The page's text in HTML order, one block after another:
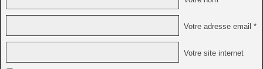
Votre adresse email *
Votre site internet